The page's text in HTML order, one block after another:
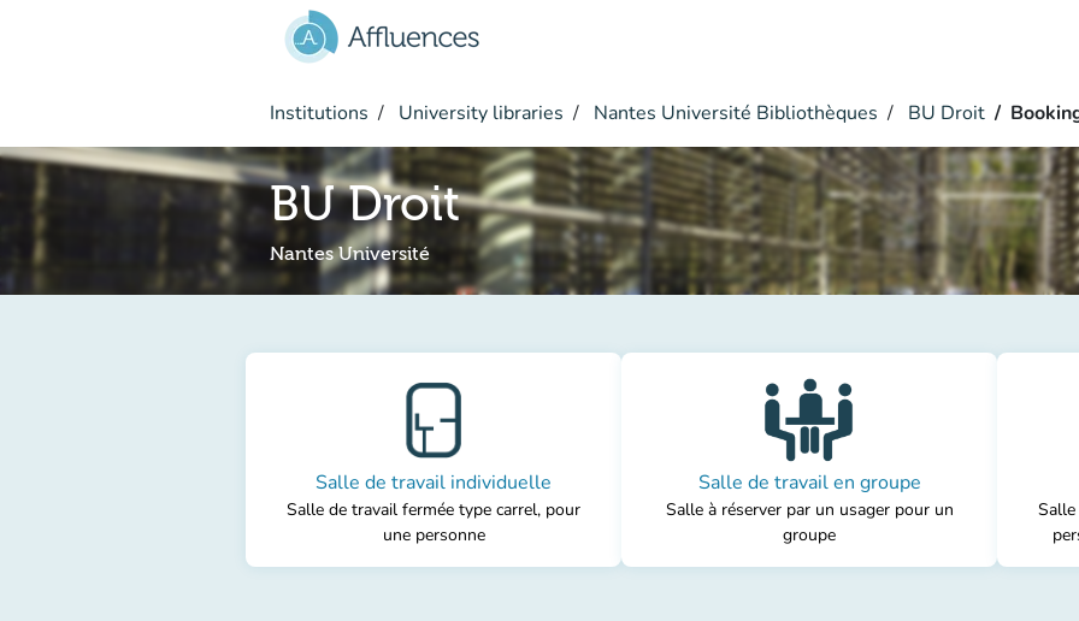
Institutions University libraries Nantes Université Bibliothèques BU Droit
BU Droit
Nantes Université
Salle de travail individuelle
Salle de travail fermée type carrel, pour
une personne
Salle de travail en groupe
Salle à réserver par un usager pour un
groupe